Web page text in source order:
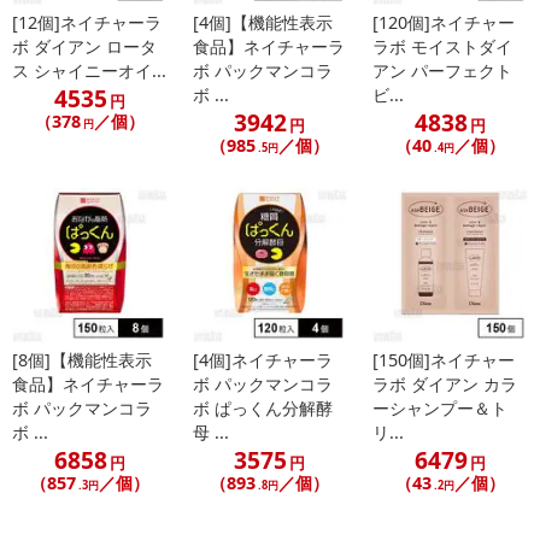
[12個]ネイチャーラ
ボ ダイアン ロータ
ス シャイニーオイ...
4535 円
（378 円／個）
[4個]【機能性表示
食品】ネイチャーラ
ボ パックマンコラ
ボ ...
3942円
（985 .5円 ／個）
[120個]ネイチャー
ラボ モイストダイ
アン パーフェクト
ビ...
4838円
（40 .4円 ／個）
[8個]【機能性表示
食品】ネイチャーラ
ボ パックマンコラ
ボ ...
6858円
（857.3円／個）
[4個]ネイチャーラ
ボ パックマンコラ
ボ ぱっくん分解酵
母 ...
3575 円
（893.8円／個）
[150個]ネイチャー
ラボ ダイアン カラ
ーシャンプー＆ト
リ...
6479円
（43.2円／個）